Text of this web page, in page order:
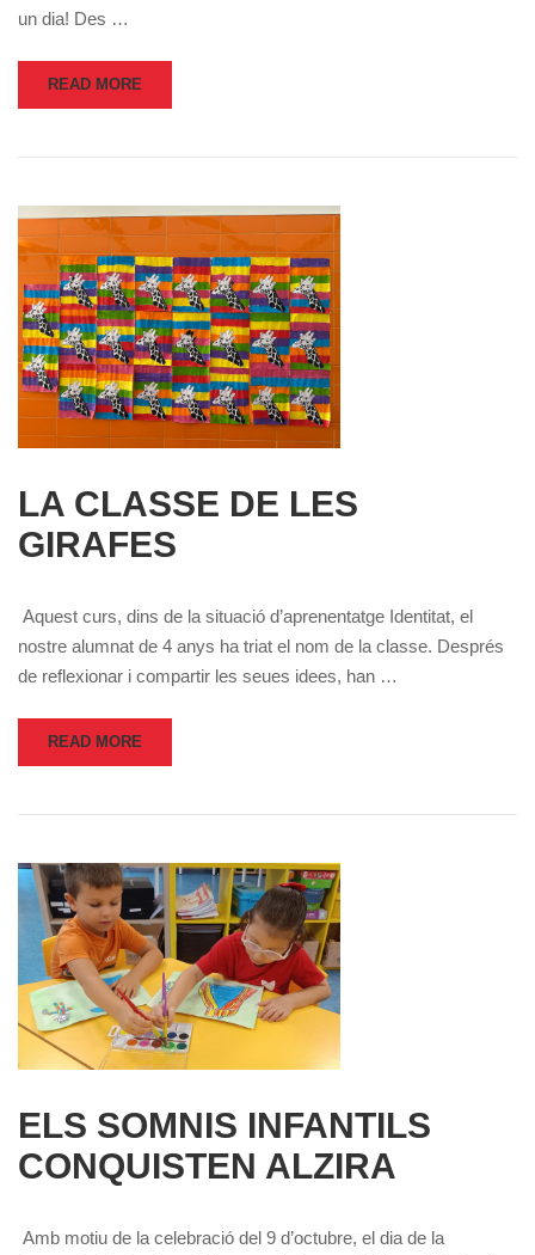
un dia! Des …
READ MORE
LA CLASSE DE LES
GIRAFES
Aquest curs, dins de la situació d’aprenentatge Identitat, el
nostre alumnat de 4 anys ha triat el nom de la classe. Després
de reflexionar i compartir les seues idees, han …
READ MORE
ELS SOMNIS INFANTILS
CONQUISTEN ALZIRA
Amb motiu de la celebració del 9 d’octubre, el dia de la